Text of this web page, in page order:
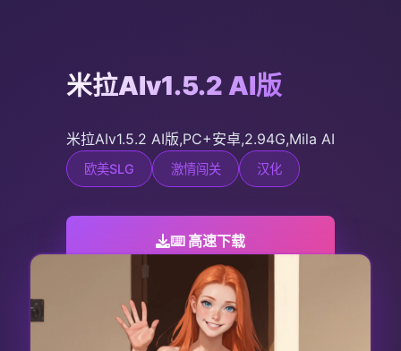
米拉AIv1.5.2 AI版
米拉AIv1.5.2 AI版,PC+安卓,2.94G,Mila AI
欧美SLG 激情闯关 汉化
⌨️ 高速下载